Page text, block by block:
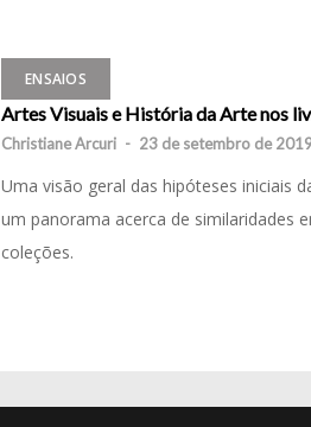
ENSAIOS
Artes Visuais e História da Arte nos
Christiane Arcuri - 23 de setembro de
Uma visão geral das hipóteses iniciais
um panorama acerca de similaridades
coleções.